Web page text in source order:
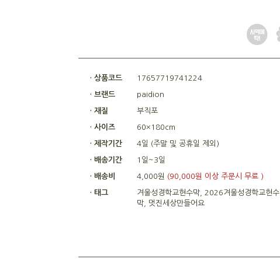
· 상품코드 17657719741224
· 브랜드 paidion
· 재질 부직포
· 사이즈 60×180cm
· 제작기간 4일 (주말 및 공휴일 제외)
· 배송기간 1일~3일
· 배송비 4,000원 (90,000원 이상 주문시 무료 )
· 태그
겨울성경학교현수막, 2026겨울성경학교현수
막, 멋진세상만들어요